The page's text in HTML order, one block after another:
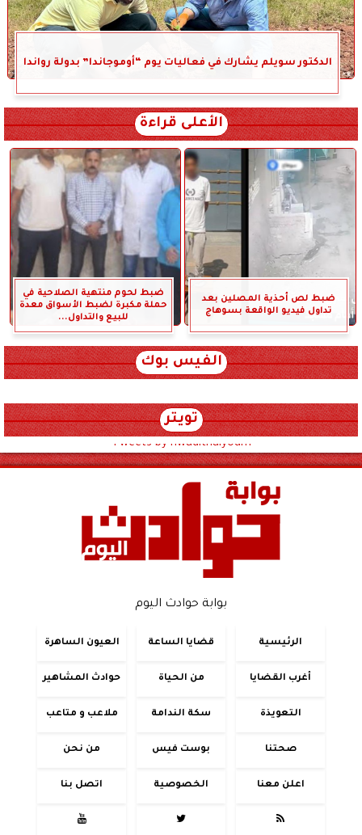
الدكتور سويلم يشارك في فعاليات يوم “أوموجاندا” بدولة رواندا
الأعلى قراءة
ضبط لص أحذية المصلين بعد
تداول فيديو الواقعة بسوهاج
ضبط لحوم منتهية الصلاحية في
حملة مكبرة لضبط الأسواق معدة
للبيع والتداول...
الفيس بوك
تويتر
Tweets by hwadithalyoum
بوابة حوادث اليوم
الرئيسية قضايا الساعة العيون الساهرة
أغرب القضايا من الحياة حوادث المشاهير
التعويذة سكة الندامة ملاعب و متاعب
صحتنا بوست فيس من نحن
اعلن معنا الخصوصية اتصل بنا


